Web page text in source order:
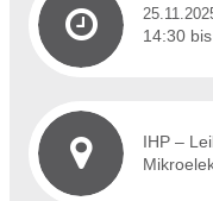
14:30
IHP –